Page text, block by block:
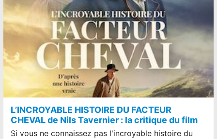
L’INCROYABLE HISTOIRE DU FACTEUR
CHEVAL de Nils Tavernier : la critique du film
Si vous ne connaissez pas l'incroyable histoire du